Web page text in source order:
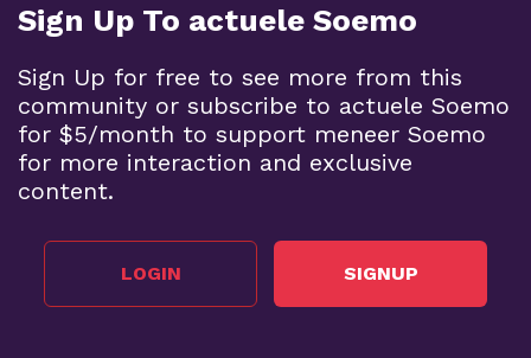
Sign Up To actuele Soemo
Sign Up for free to see more from this
community or subscribe to actuele Soemo
for $5/month to support meneer Soemo
for more interaction and exclusive
content.
LOGIN SIGNUP